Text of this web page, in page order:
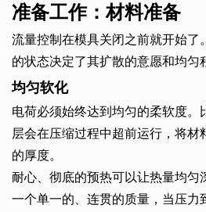
准备工作：材料准备
流量控制在模具关闭之前就开始了
的状态决定了其扩散的意愿和均匀
均匀软化
电荷必须始终达到均匀的柔软度。
层会在压缩过程中超前运行，将材
的厚度。
耐心、彻底的预热可以让热量均匀
一个单一的、连贯的质量，当压力